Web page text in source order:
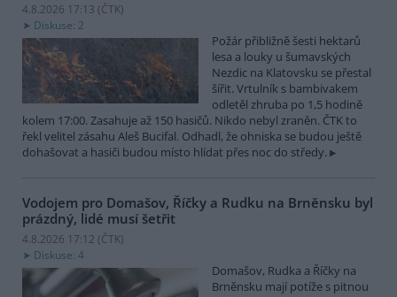
4.8.2026 17:13 (ČTK)
Diskuse: 2
Požár přibližně šesti hektarů
lesa a louky u šumavských
Nezdic na Klatovsku se přestal
šířit. Vrtulník s bambivakem
odletěl zhruba po 1,5 hodině
kolem 17:00. Zasahuje až 150 hasičů. Nikdo nebyl zraněn. ČTK to
řekl velitel zásahu Aleš Bucifal. Odhadl, že ohniska se budou ještě
dohašovat a hasiči budou místo hlídat přes noc do středy.
Vodojem pro Domašov, Říčky a Rudku na Brněnsku byl
prázdný, lidé musí šetřit
4.8.2026 17:12 (ČTK)
Diskuse: 4
Domašov, Rudka a Říčky na
Brněnsku mají potíže s pitnou